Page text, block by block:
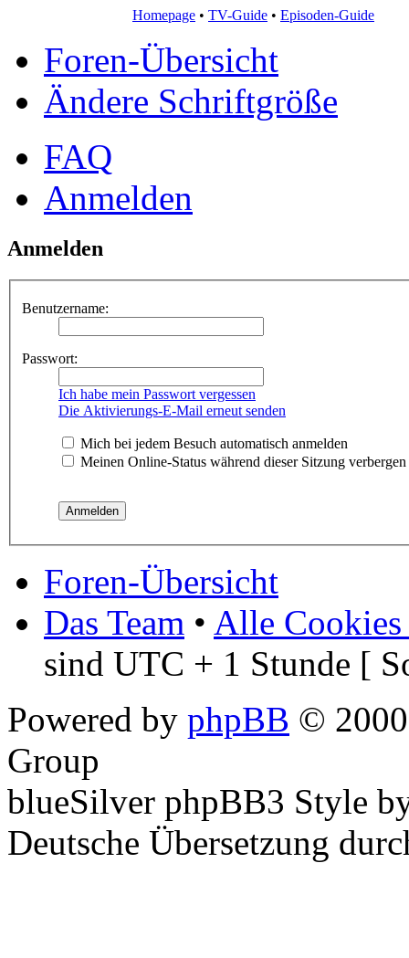
Homepage • TV-Guide • Episoden-Guide
Foren-Übersicht
Ändere Schriftgröße
FAQ
Anmelden
Anmelden
Benutzername:
Passwort:
Ich habe mein Passwort vergessen
Die Aktivierungs-E-Mail erneut senden
Mich bei jedem Besuch automatisch anmelden
Meinen Online-Status während dieser Sitzung verbergen
Foren-Übersicht
Das Team • Alle Cookies
sind UTC + 1 Stunde [
Powered by phpBB ©
Group
blueSilver phpBB3 Style
Deutsche Übersetzung